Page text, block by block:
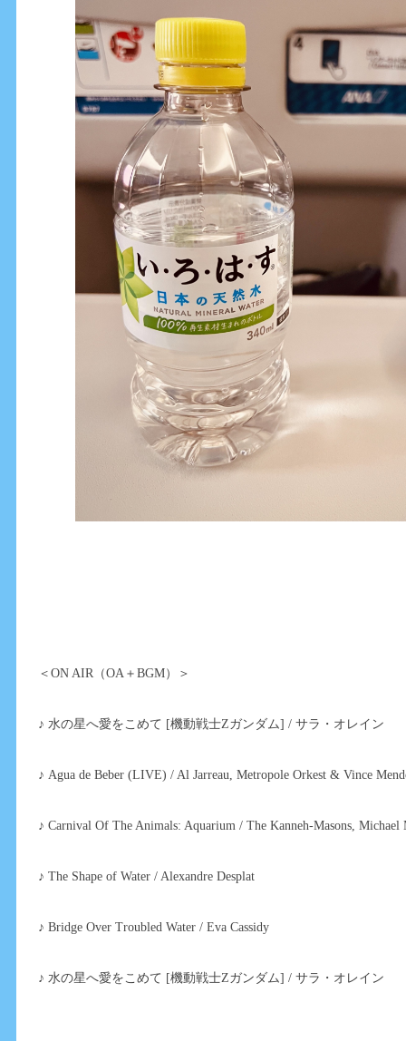
＜ON AIR（OA＋BGM）＞
♪ 水の星へ愛をこめて [機動戦士Ζガンダム] / サラ・オレイン
♪ Agua de Beber (LIVE) / Al Jarreau, Metropole Orkest & Vince
♪ Carnival Of The Animals: Aquarium / The Kanneh-Masons,
♪ The Shape of Water / Alexandre Desplat
♪ Bridge Over Troubled Water / Eva Cassidy
♪ 水の星へ愛をこめて [機動戦士Ζガンダム] / サラ・オレイン